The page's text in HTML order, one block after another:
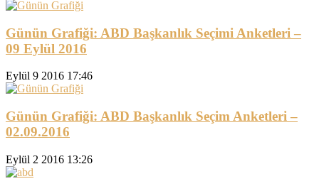
Günün Grafiği: ABD Başkanlık Seçimi Anketleri –
09 Eylül 2016
Eylül 9 2016 17:46
Günün Grafiği: ABD Başkanlık Seçim Anketleri –
02.09.2016
Eylül 2 2016 13:26